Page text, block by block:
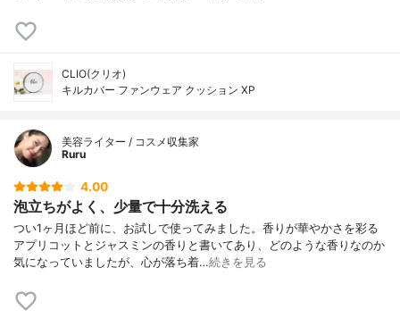
CLIO(クリオ)
キルカバー ファンウェア クッション XP
美容ライター / コスメ収集家
Ruru
4.00
泡立ちがよく、少量で十分洗える
つい1ヶ月ほど前に、お試しで使ってみました。香りが華やかさを彩る
アプリコットとジャスミンの香りと書いてあり、どのような香りなのか
気になっていましたが、心が落ち着…続きを見る